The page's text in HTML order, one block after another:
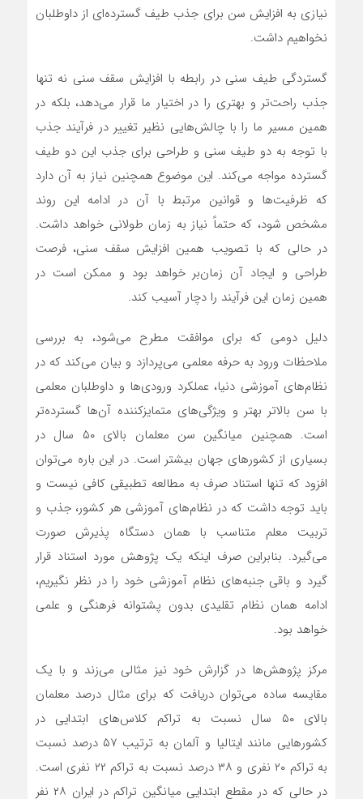
نیازی به افزایش سن برای جذب طیف گسترده‌ای از داوطلبان
نخواهیم داشت.
گستردگی طیف سنی در رابطه با افزایش سقف سنی نه تنها
جذب راحت‌تر و بهتری را در اختیار ما قرار می‌دهد، بلکه در
همین مسیر ما را با چالش‌هایی نظیر تغییر در فرآیند جذب
با توجه به دو طیف سنی و طراحی برای جذب این دو طیف
گسترده مواجه می‌کند. این موضوع همچنین نیاز به آن دارد
که ظرفیت‌ها و قوانین مرتبط با آن در ادامه این روند
مشخص شود، که حتماً نیاز به زمان طولانی خواهد داشت.
در حالی که با تصویب همین افزایش سقف سنی، فرصت
طراحی و ایجاد آن زمان‌بر خواهد بود و ممکن است در
همین زمان این فرآیند را دچار آسیب کند.
دلیل دومی که برای موافقت مطرح می‌شود، به بررسی
ملاحظات ورود به حرفه معلمی می‌پردازد و بیان می‌کند که در
نظام‌های آموزشی دنیا، عملکرد ورودی‌ها و داوطلبان معلمی
با سن بالاتر بهتر و ویژگی‌های متمایزکننده آن‌ها گسترده‌تر
است. همچنین میانگین سن معلمان بالای ۵۰ سال در
بسیاری از کشورهای جهان بیشتر است. در این باره می‌توان
افزود که تنها استناد صرف به مطالعه تطبیقی کافی نیست و
باید توجه داشت که در نظام‌های آموزشی هر کشور، جذب و
تربیت معلم متناسب با همان دستگاه پذیرش صورت
می‌گیرد. بنابراین صرف اینکه یک پژوهش مورد استناد قرار
گیرد و باقی جنبه‌های نظام آموزشی خود را در نظر نگیریم،
ادامه همان نظام تقلیدی بدون پشتوانه فرهنگی و علمی
خواهد بود.
مرکز پژوهش‌ها در گزارش خود نیز مثالی می‌زند و با یک
مقایسه ساده می‌توان دریافت که برای مثال درصد معلمان
بالای ۵۰ سال نسبت به تراکم کلاس‌های ابتدایی در
کشورهایی مانند ایتالیا و آلمان به ترتیب ۵۷ درصد نسبت
به تراکم ۲۰ نفری و ۳۸ درصد نسبت به تراکم ۲۲ نفری است.
در حالی که در مقطع ابتدایی میانگین تراکم در ایران ۲۸ نفر